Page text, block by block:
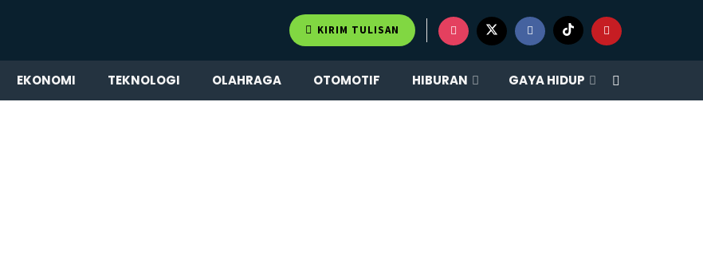
KIRIM TULISAN
EKONOMI TEKNOLOGI OLAHRAGA OTOMOTIF HIBURAN GAYA HIDUP